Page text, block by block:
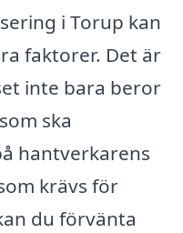
i Torup kan
faktorer. Det är
inte bara beror
ska
hantverkarens
krävs för
du förvänta